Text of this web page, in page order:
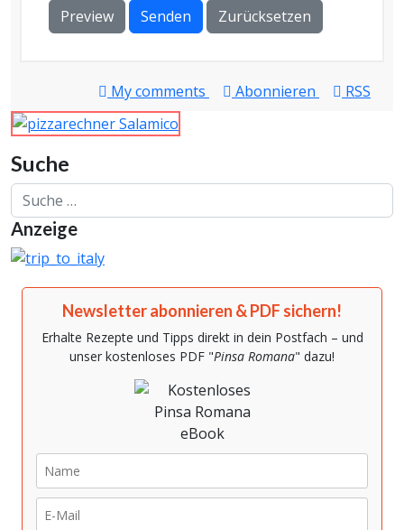
Preview Senden Zurücksetzen
My comments Abonnieren RSS
Suche
Suchen
Anzeige
Newsletter abonnieren & PDF sichern!
Erhalte Rezepte und Tipps direkt in dein Postfach – und
unser kostenloses PDF "Pinsa Romana" dazu!